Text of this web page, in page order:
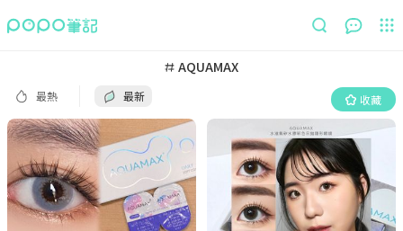
AQUAMAX
最熱 最新 收藏
收藏